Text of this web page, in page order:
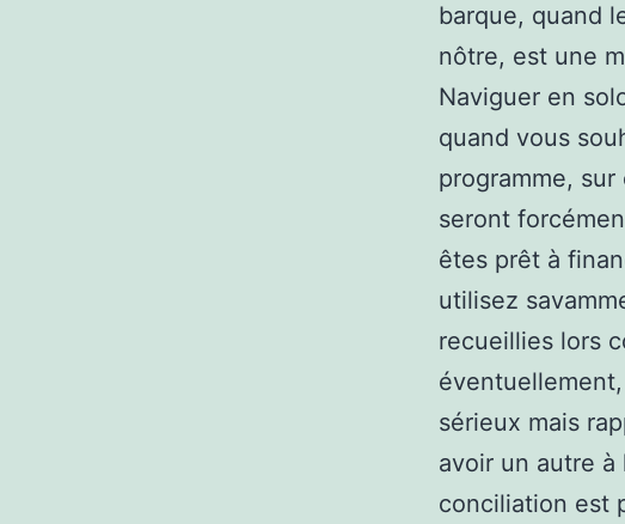
barque, quand
nôtre, est une
Naviguer en
quand vous
programme,
seront
êtes prêt à
utilisez
recueillies lors
sérieux mais
avoir un autre à
conciliation est